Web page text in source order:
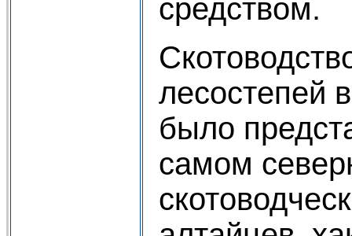
средством.
лесостепей
было
самом